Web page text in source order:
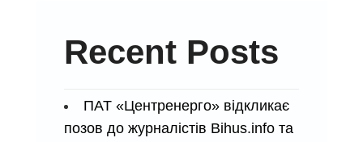
Recent Posts
ПАТ «Центренерго» відкликає
позов до журналістів Bihus.info та